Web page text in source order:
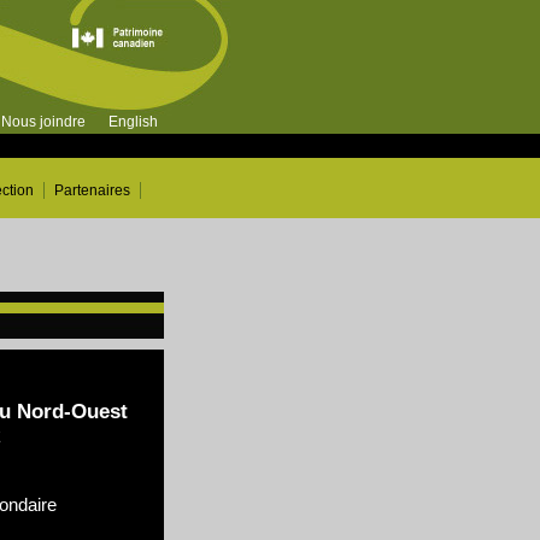
Nous joindre English
Partenaires
Nord-Ouest